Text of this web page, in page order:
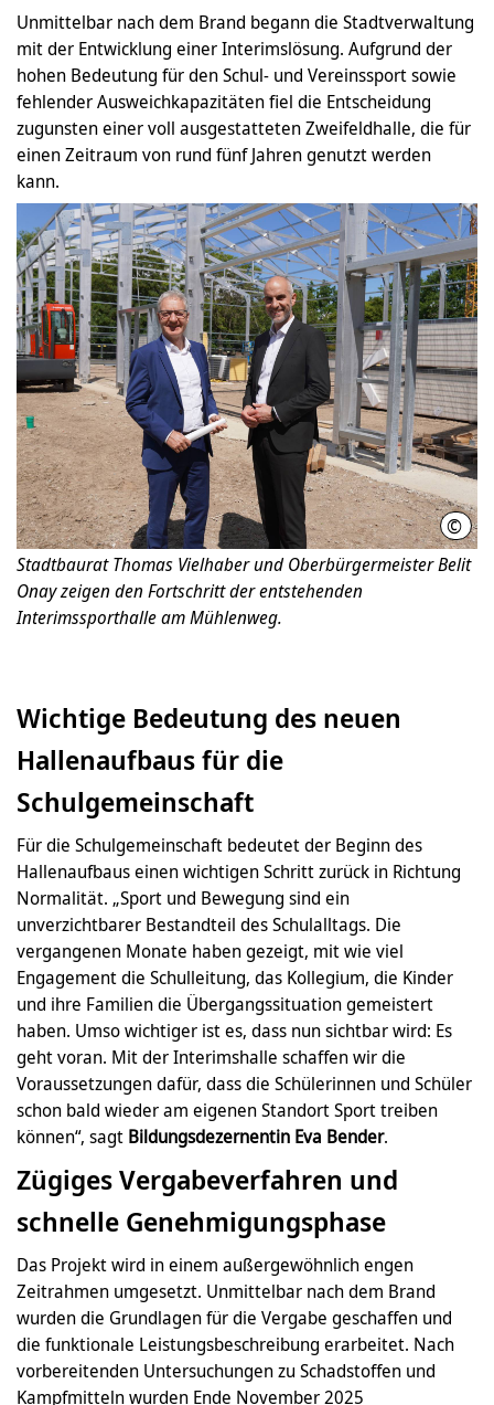
Unmittelbar nach dem Brand begann die Stadtverwaltung
mit der Entwicklung einer Interimslösung. Aufgrund der
hohen Bedeutung für den Schul- und Vereinssport sowie
fehlender Ausweichkapazitäten fiel die Entscheidung
zugunsten einer voll ausgestatteten Zweifeldhalle, die für
einen Zeitraum von rund fünf Jahren genutzt werden
kann.
© LHH
Stadtbaurat Thomas Vielhaber und Oberbürgermeister Belit
Onay zeigen den Fortschritt der entstehenden
Interimssporthalle am Mühlenweg.
Wichtige Bedeutung des neuen
Hallenaufbaus für die
Schulgemeinschaft
Für die Schulgemeinschaft bedeutet der Beginn des
Hallenaufbaus einen wichtigen Schritt zurück in Richtung
Normalität. „Sport und Bewegung sind ein
unverzichtbarer Bestandteil des Schulalltags. Die
vergangenen Monate haben gezeigt, mit wie viel
Engagement die Schulleitung, das Kollegium, die Kinder
und ihre Familien die Übergangssituation gemeistert
haben. Umso wichtiger ist es, dass nun sichtbar wird: Es
geht voran. Mit der Interimshalle schaffen wir die
Voraussetzungen dafür, dass die Schülerinnen und Schüler
schon bald wieder am eigenen Standort Sport treiben
können“, sagt Bildungsdezernentin Eva Bender.
Zügiges Vergabeverfahren und
schnelle Genehmigungsphase
Das Projekt wird in einem außergewöhnlich engen
Zeitrahmen umgesetzt. Unmittelbar nach dem Brand
wurden die Grundlagen für die Vergabe geschaffen und
die funktionale Leistungsbeschreibung erarbeitet. Nach
vorbereitenden Untersuchungen zu Schadstoffen und
Kampfmitteln wurden Ende November 2025